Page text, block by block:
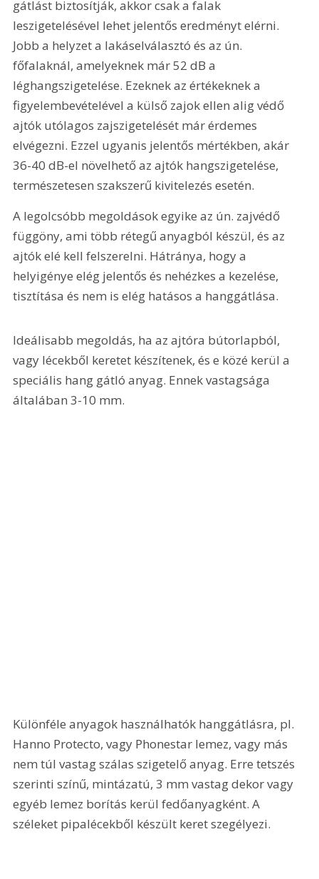
gátlást biztosítják, akkor csak a falak
leszigetelésével lehet jelentős eredményt elérni.
Jobb a helyzet a lakáselválasztó és az ún.
főfalaknál, amelyeknek már 52 dB a
léghangszigetelése. Ezeknek az értékeknek a
figyelembevételével a külső zajok ellen alig védő
ajtók utólagos zajszigetelését már érdemes
elvégezni. Ezzel ugyanis jelentős mértékben, akár
36-40 dB-el növelhető az ajtók hangszigetelése,
természetesen szakszerű kivitelezés esetén.
A legolcsóbb megoldások egyike az ún. zajvédő
függöny, ami több rétegű anyagból készül, és az
ajtók elé kell felszerelni. Hátránya, hogy a
helyigénye elég jelentős és nehézkes a kezelése,
tisztítása és nem is elég hatásos a hanggátlása.
Ideálisabb megoldás, ha az ajtóra bútorlapból,
vagy lécekből keretet készítenek, és e közé kerül a
speciális hang gátló anyag. Ennek vastagsága
általában 3-10 mm.
Különféle anyagok használhatók hanggátlásra, pl.
Hanno Protecto, vagy Phonestar lemez, vagy más
nem túl vastag szálas szigetelő anyag. Erre tetszés
szerinti színű, mintázatú, 3 mm vastag dekor vagy
egyéb lemez borítás kerül fedőanyagként. A
széleket pipalécekből készült keret szegélyezi.